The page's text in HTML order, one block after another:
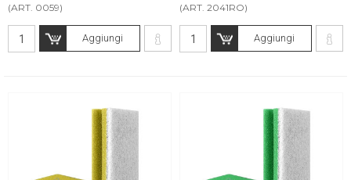
(ART. 0059)
Aggiungi
(ART. 2041RO)
Aggiungi